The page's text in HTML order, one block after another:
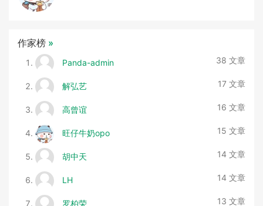
作家榜 »
Panda-admin 38 文章
解弘艺 17 文章
高曾谊 16 文章
旺仔牛奶opo 15 文章
胡中天 14 文章
LH 14 文章
罗柏荣 13 文章